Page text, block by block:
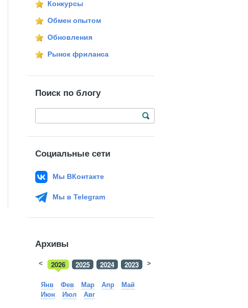
Конкурсы
Обмен опытом
Обновления
Рынок фриланса
Поиск по блогу
Социальные сети
Мы ВКонтакте
Мы в Telegram
Архивы
2026 2025 2024 2023 2022
< >
Янв Фев Мар Апр
Май
Июн
Июл Авг